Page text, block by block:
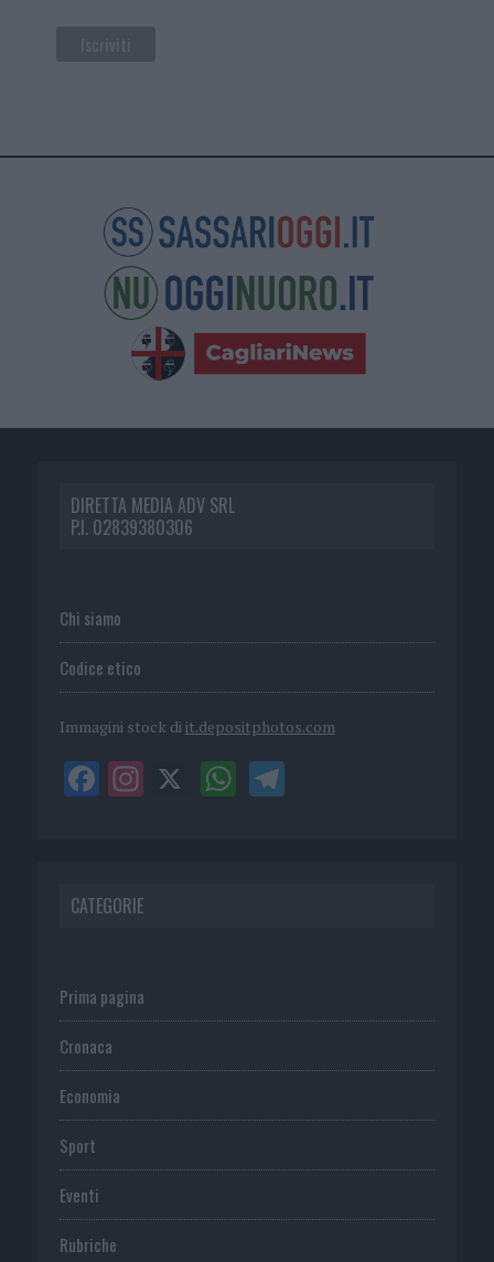
DIRETTA MEDIA ADV SRL
P.I. 02839380306
Chi siamo
Codice etico
Immagini stock di it.depositphotos.com
CATEGORIE
Prima pagina
Cronaca
Economia
Sport
Eventi
Rubriche